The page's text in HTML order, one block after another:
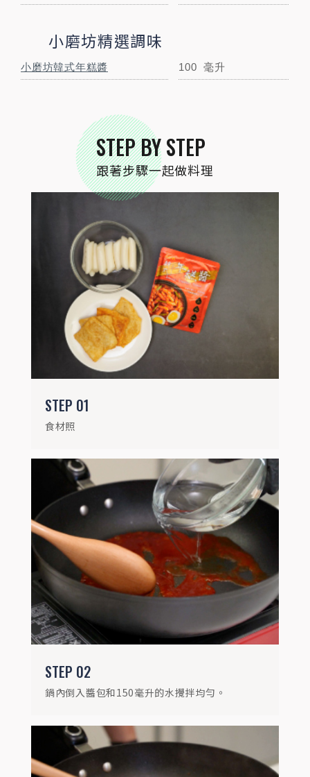
小磨坊精選調味
小磨坊韓式年糕醬 100 毫升
STEP BY STEP
跟著步驟一起做料理
STEP 01
食材照
STEP 02
鍋內倒入醬包和150毫升的水攪拌均勻。
STEP01
食材照
02
鍋內倒入醬包和150毫升的水攪拌均勻。
STEP 03
放入年糕條攪拌均勻，大火煮3分鐘至年糕
軟化。
STEP 04